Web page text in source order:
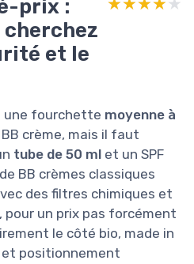
prix :
et le
★★★★★
★★★★★
une fourchette moyenne à
crème, mais il faut
tube de 50 ml et un SPF
BB crèmes classiques
des filtres chimiques et
pour un prix pas forcément
le côté bio, made in
et positionnement